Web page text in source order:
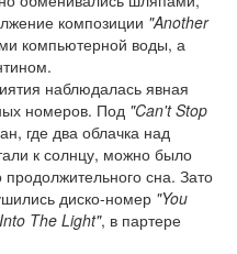
композиции "Another
компьютерной воды, а
наблюдалась явная
номеров. Под "Can't Stop
где два облачка над
к солнцу, можно было
продолжительного сна. Зато
диско-номер "You
The Light", в партере